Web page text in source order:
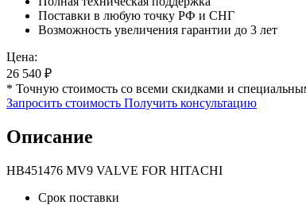
Поставки в любую точку РФ и СНГ
Возможность увеличения гарантии до 3 лет
Цена:
26 540 ₽
* Точную стоимость со всеми скидками и
Запросить стоимость Получить консультацию
Описание
HB451476 MV9 VALVE FOR HITACHI
Срок поставки